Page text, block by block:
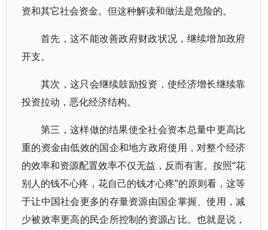
资和其它社会资金。但这种解读和做法是危险的。
首先，这不能改善政府财政状况，继续增加政府
开支。
其次，这只会继续鼓励投资，使经济增长继续靠
投资拉动，恶化经济结构。
第三，这样做的结果使全社会资本总量中更高比
重的资金由低效的国企和地方政府使用，对整个经济
的效率和资源配置效率不仅无益，反而有害。按照“花
别人的钱不心疼，花自己的钱才心疼”的原则看，这等
于让中国社会更多的存量资源由国企掌握、使用，减
少被效率更高的民企所控制的资源占比。也就是说，